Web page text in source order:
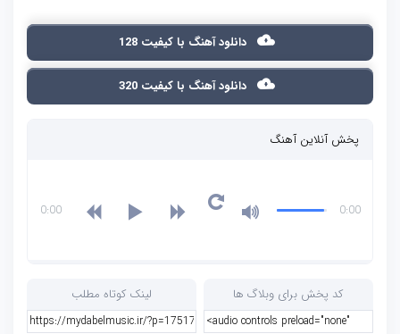
دانلود آهنگ با کیفیت 128
دانلود آهنگ با کیفیت 320
پخش آنلاین آهنگ
0:00
0:00
کد پخش برای وبلاگ ها لینک کوتاه مطلب